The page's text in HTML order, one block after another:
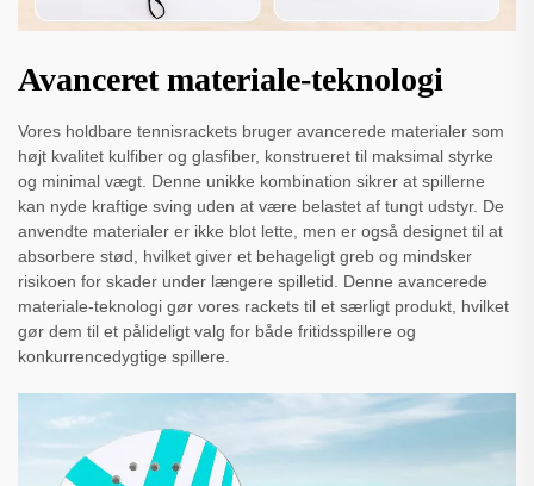
Avanceret materiale-teknologi
Vores holdbare tennisrackets bruger avancerede materialer som
højt kvalitet kulfiber og glasfiber, konstrueret til maksimal styrke
og minimal vægt. Denne unikke kombination sikrer at spillerne
kan nyde kraftige sving uden at være belastet af tungt udstyr. De
anvendte materialer er ikke blot lette, men er også designet til at
absorbere stød, hvilket giver et behageligt greb og mindsker
risikoen for skader under længere spilletid. Denne avancerede
materiale-teknologi gør vores rackets til et særligt produkt, hvilket
gør dem til et pålideligt valg for både fritidsspillere og
konkurrencedygtige spillere.